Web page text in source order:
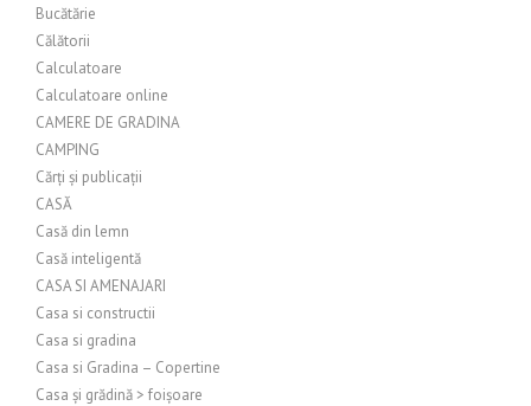
Bucătărie
Călătorii
Calculatoare
Calculatoare online
CAMERE DE GRADINA
CAMPING
Cărți și publicații
CASĂ
Casă din lemn
Casă inteligentă
CASA SI AMENAJARI
Casa si constructii
Casa si gradina
Casa si Gradina – Copertine
Casa și grădină > foișoare